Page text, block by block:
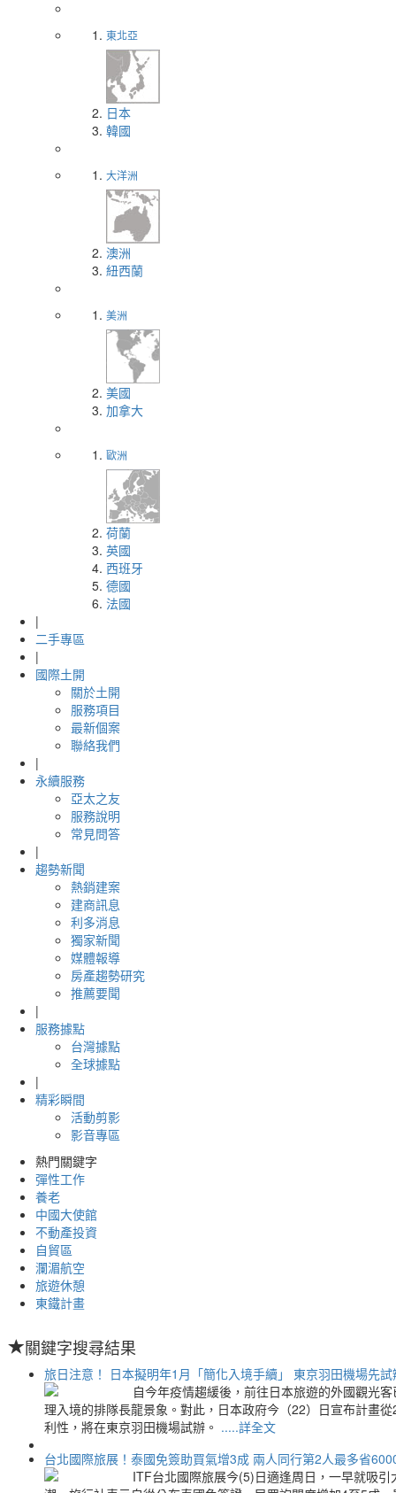
東北亞
日本
韓國
大洋洲
澳洲
紐西蘭
美洲
美國
加拿大
歐洲
荷蘭
英國
西班牙
德國
法國
|
二手專區
|
國際土開
關於土開
服務項目
最新個案
聯絡我們
|
永續服務
亞太之友
服務說明
常見問答
|
趨勢新聞
熱銷建案
建商訊息
利多消息
獨家新聞
媒體報導
房產趨勢研究
推薦要聞
|
服務據點
台灣據點
全球據點
|
精彩瞬間
活動剪影
影音專區
熱門關鍵字
彈性工作
養老
中國大使館
不動產投資
自貿區
瀾湄航空
旅遊休憩
東鐵計畫
關鍵字搜尋結果
旅日注意！ 日本擬明年1月「簡化入境手續」 東京羽田機場先試
自今年疫情趨緩後，前往日本旅遊的外國觀光
理入境的排隊長龍景象。對此，日本政府今（22）日宣布計畫
利性，將在東京羽田機場試辦。 .....詳全文
台北國際旅展！泰國免簽助買氣增3成 兩人同行第2人最多省
ITF台北國際旅展今(5)日適逢周日，一早就吸